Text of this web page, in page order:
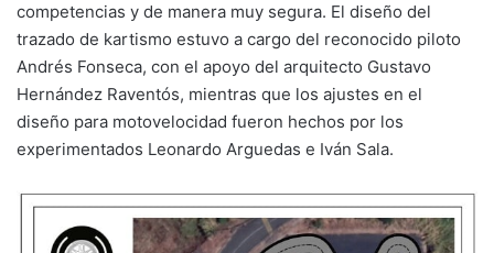
competencias y de manera muy segura. El diseño del
trazado de kartismo estuvo a cargo del reconocido piloto
Andrés Fonseca, con el apoyo del arquitecto Gustavo
Hernández Raventós, mientras que los ajustes en el
diseño para motovelocidad fueron hechos por los
experimentados Leonardo Arguedas e Iván Sala.